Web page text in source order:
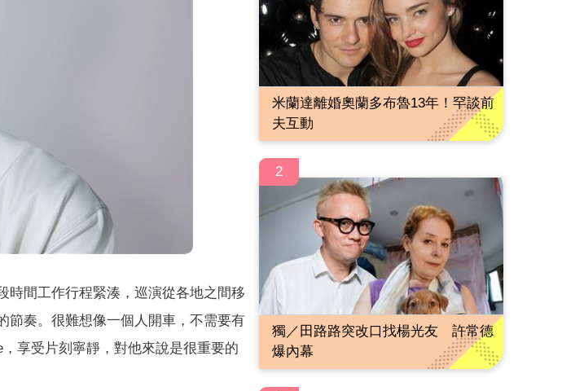
時間工作行程緊湊，巡演從各地之間移
節奏。很難想像一個人開車，不需要有
享受片刻寧靜，對他來說是很重要的
米蘭達離婚奧蘭多布魯13年！罕談前
夫互動
2
獨／田路路突改口找楊光友 許常德
爆內幕